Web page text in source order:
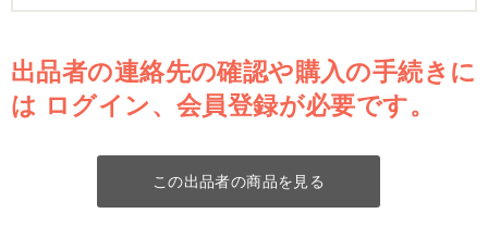
出品者の連絡先の確認や購入の手続きに
は ログイン、会員登録が必要です。
この出品者の商品を見る